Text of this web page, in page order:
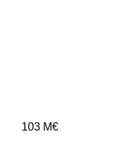
103 M€